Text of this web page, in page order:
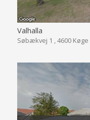
Valhalla
Søbækvej 1 , 4600 Køge